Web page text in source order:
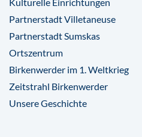
Partnerstadt Villetaneuse
Partnerstadt Sumskas
Ortszentrum
Birkenwerder im 1. Weltkrieg
Zeitstrahl Birkenwerder
Unsere Geschichte